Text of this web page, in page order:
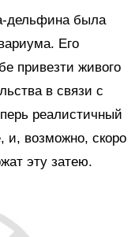
дельфина была
Его
привезти живого
в связи с
реалистичный
и, возможно, скоро
эту затею.